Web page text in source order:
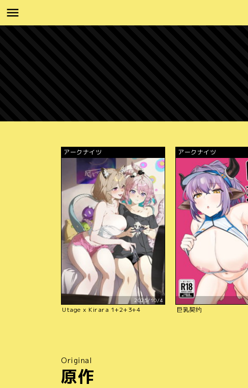
アークナイツ
2025/10/4
Utage x Kirara 1+2+3+4
アークナイツ
巨乳契约
Original
原作